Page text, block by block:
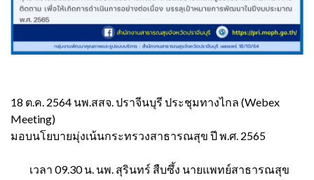
18 ต.ค. 2564 นพ.สสจ. ปราจีนบุรี ประชุมทางไกล (Webex
Meeting)
มอบนโยบายมุ่งเน้นกระทรวงสาธารณสุข ปี พ.ศ. 2565
เวลา 09.30 น. นพ. สุรินทร์ สืบซึ้ง นายแพทย์สาธารณสุข